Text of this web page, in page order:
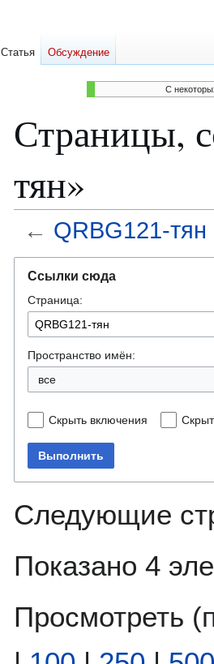
C
Страницы,
тян»
← QRBG121-тян
навигации
поиску
Ссылки сюда
Страница:
Пространство имён:
все
Скрыть включения
Выполнить
Следующие
Показано 4
Просмотреть (
Статья Обсуждение